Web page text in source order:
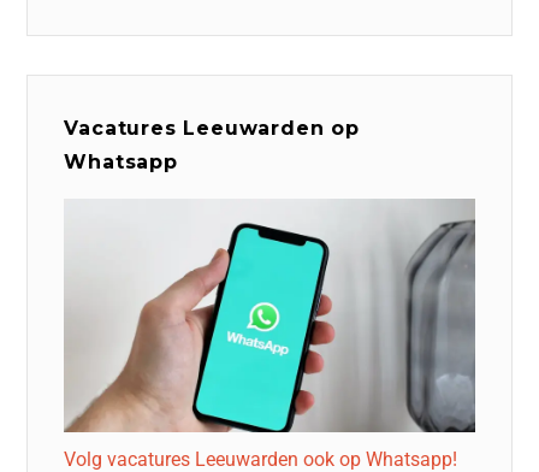
Vacatures Leeuwarden op
Whatsapp
Volg vacatures Leeuwarden ook op Whatsapp!